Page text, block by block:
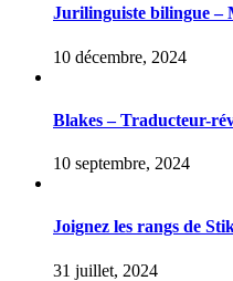
Jurilinguiste bilingue –
10 décembre, 2024
Blakes – Traducteur-
10 septembre, 2024
Joignez les rangs de
31 juillet, 2024